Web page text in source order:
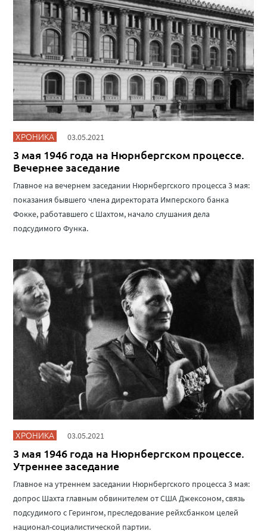
ХРОНИКА 03.05.2021
3 мая 1946 года на Нюрнбергском процессе.
Вечернее заседание
Главное на вечернем заседании Нюрнбергского процесса 3 мая:
показания бывшего члена директората Имперского банка
Фокке, работавшего с Шахтом, начало слушания дела
подсудимого Функа.
ХРОНИКА 03.05.2021
3 мая 1946 года на Нюрнбергском процессе.
Утреннее заседание
Главное на утреннем заседании Нюрнбергского процесса 3 мая:
допрос Шахта главным обвинителем от США Джексоном, связь
подсудимого с Герингом, преследование рейхсбанком целей
национал-социалистической партии.